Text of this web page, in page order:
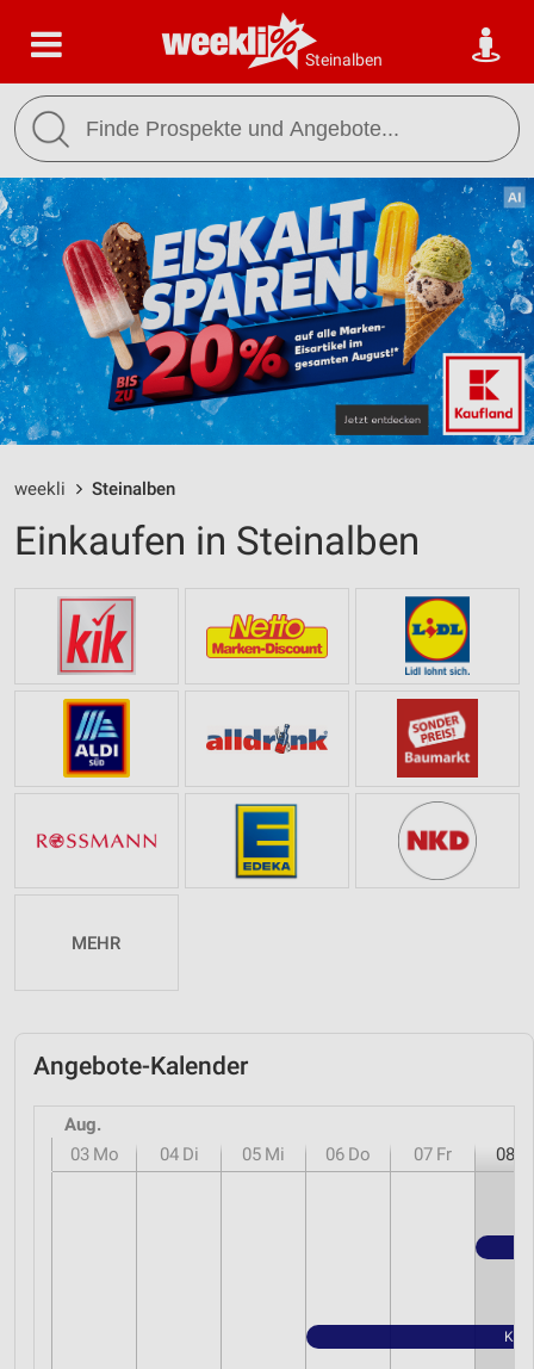
Steinalben
weekli Steinalben
Einkaufen in Steinalben
MEHR
Angebote-Kalender
Aug.
03 Mo 04 Di 05 Mi 06 Do 07 Fr 08